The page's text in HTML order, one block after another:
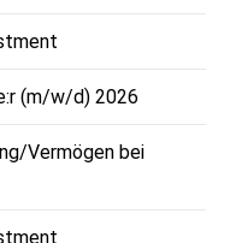
(m/w/d) 2026
Vermögen bei